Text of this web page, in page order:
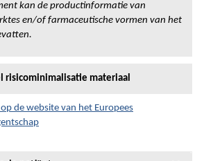
kan de productinformatie van
en/of farmaceutische vormen van het
risicominimalisatie materiaal
de website van het Europees